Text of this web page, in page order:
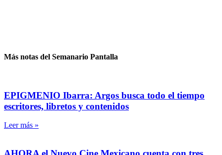
Más notas del Semanario Pantalla
EPIGMENIO Ibarra: Argos busca todo el tiempo
escritores, libretos y contenidos
Leer más »